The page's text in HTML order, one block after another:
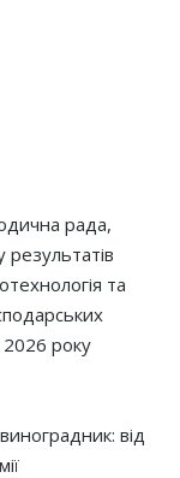
рада,
результатів
та
2026 року
від